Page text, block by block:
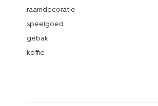
raamdecoratie
speelgoed
gebak
koffie